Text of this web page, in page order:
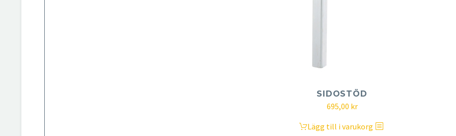
SIDOSTÖD
695,00 kr
Lägg till i varukorg